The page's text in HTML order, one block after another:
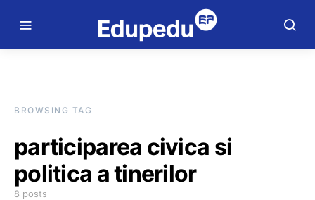
BROWSING TAG
participarea civica si
politica a tinerilor
8 posts